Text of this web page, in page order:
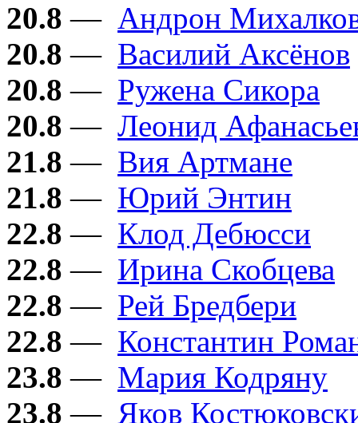
20.8 — Андрон
20.8 — Василий Аксёнов
20.8 — Ружена Сикора
20.8 — Леонид
21.8 — Вия Артмане
21.8 — Юрий Энтин
22.8 — Клод Дебюсси
22.8 — Ирина Скобцева
22.8 — Рей Бредбери
22.8 — Константин
23.8 — Мария Кодряну
23.8 — Яков